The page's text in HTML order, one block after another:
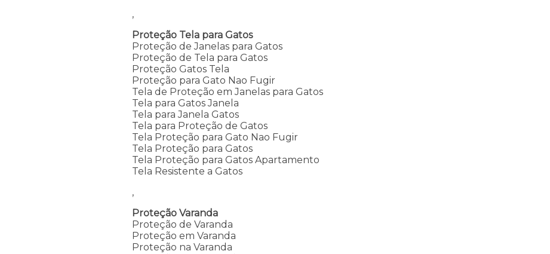
,
Proteção Tela para Gatos
Proteção de Janelas para Gatos
Proteção de Tela para Gatos
Proteção Gatos Tela
Proteção para Gato Nao Fugir
Tela de Proteção em Janelas para Gatos
Tela para Gatos Janela
Tela para Janela Gatos
Tela para Proteção de Gatos
Tela Proteção para Gato Nao Fugir
Tela Proteção para Gatos
Tela Proteção para Gatos Apartamento
Tela Resistente a Gatos
,
Proteção Varanda
Proteção de Varanda
Proteção em Varanda
Proteção na Varanda